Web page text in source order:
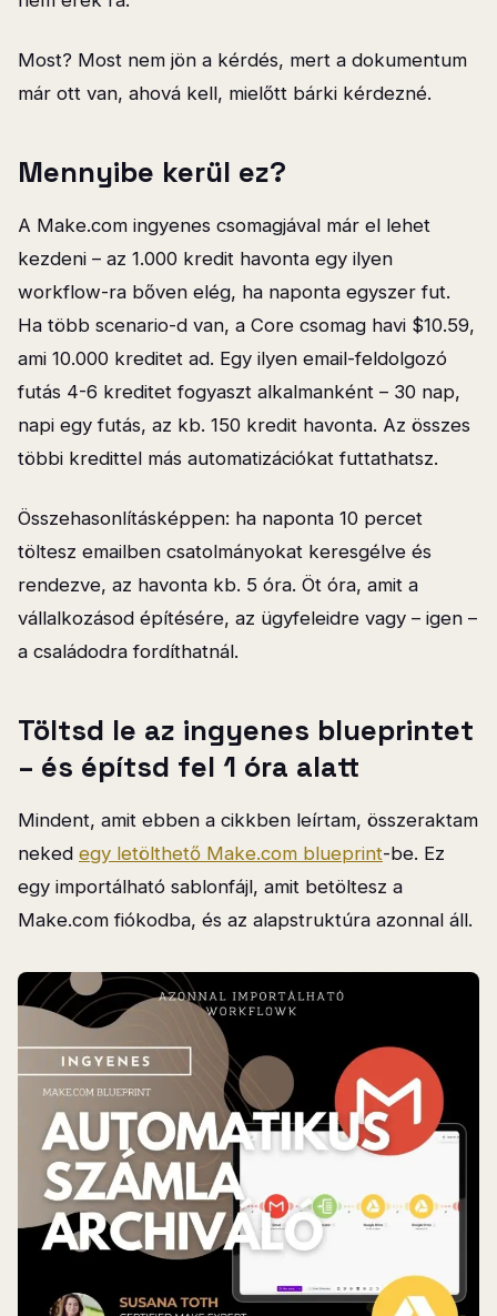
Most? Most nem jön a kérdés, mert a dokumentum
már ott van, ahová kell, mielőtt bárki kérdezné.
Mennyibe kerül ez?
A Make.com ingyenes csomagjával már el lehet
kezdeni – az 1.000 kredit havonta egy ilyen
workflow-ra bőven elég, ha naponta egyszer fut.
Ha több scenario-d van, a Core csomag havi $10.59,
ami 10.000 kreditet ad. Egy ilyen email-feldolgozó
futás 4-6 kreditet fogyaszt alkalmanként – 30 nap,
napi egy futás, az kb. 150 kredit havonta. Az összes
többi kredittel más automatizációkat futtathatsz.
Összehasonlításképpen: ha naponta 10 percet
töltesz emailben csatolmányokat keresgélve és
rendezve, az havonta kb. 5 óra. Öt óra, amit a
vállalkozásod építésére, az ügyfeleidre vagy – igen –
a családodra fordíthatnál.
Töltsd le az ingyenes blueprintet
– és építsd fel 1 óra alatt
Mindent, amit ebben a cikkben leírtam, összeraktam
neked egy letölthető Make.com blueprint-be. Ez
egy importálható sablonfájl, amit betöltesz a
Make.com fiókodba, és az alapstruktúra azonnal áll.